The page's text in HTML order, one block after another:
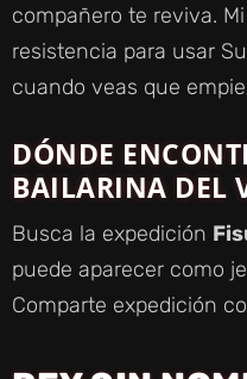
compañero te reviva.
resistencia para usar
cuando veas que
DÓNDE
BAILARINA DEL
Busca la expedición
puede aparecer como
Comparte expedición